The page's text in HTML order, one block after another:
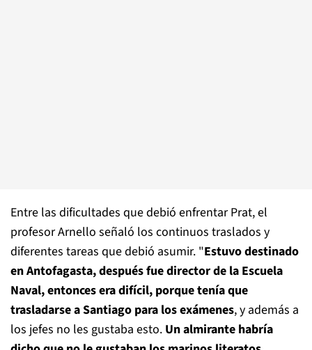
Entre las dificultades que debió enfrentar Prat, el
profesor Arnello señaló los continuos traslados y
diferentes tareas que debió asumir. "Estuvo destinado
en Antofagasta, después fue director de la Escuela
Naval, entonces era difícil, porque tenía que
trasladarse a Santiago para los exámenes, y además a
los jefes no les gustaba esto. Un almirante habría